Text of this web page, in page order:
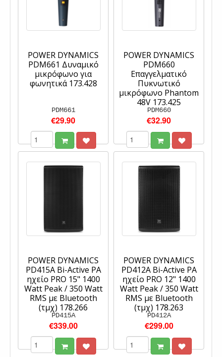
POWER DYNAMICS
PDM661 Δυναμικό
μικρόφωνο για
φωνητικά 173.428
PDM661
€29.90
POWER DYNAMICS
PDM660
Επαγγελματικό
Πυκνωτικό
μικρόφωνο Phantom
48V 173.425
PDM660
€32.90
POWER DYNAMICS
PD415A Bi-Active PA
ηχείο PRO 15" 1400
Watt Peak / 350 Watt
RMS με Bluetooth
(τμχ) 178.266
PD415A
€339.00
POWER DYNAMICS
PD412A Bi-Active PA
ηχείο PRO 12" 1400
Watt Peak / 350 Watt
RMS με Bluetooth
(τμχ) 178.263
PD412A
€299.00